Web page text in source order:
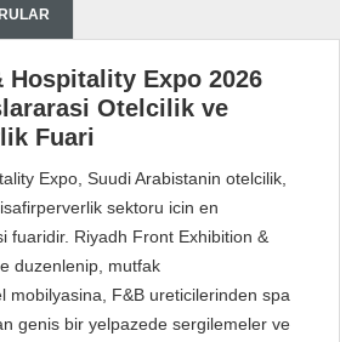
Hospitality Expo 2026
Otelcilik ve
Fuari
Expo, Suudi Arabistanin otelcilik,
sektoru icin en
fuaridir. Riyadh Front Exhibition &
duzenlenip, mutfak
mobilyasina, F&B ureticilerinden spa
genis bir yelpazede sergilemeler ve